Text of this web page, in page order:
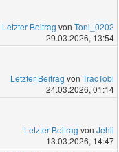
Letzter Beitrag von Toni_0202
29.03.2026, 13:54
Letzter Beitrag von TracTobi
24.03.2026, 01:14
Letzter Beitrag von Jehli
13.03.2026, 14:47